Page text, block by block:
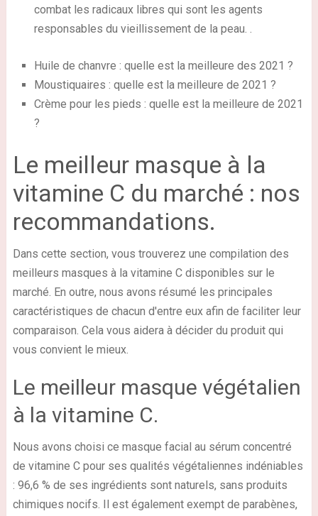
combat les radicaux libres qui sont les agents
responsables du vieillissement de la peau. .
Huile de chanvre : quelle est la meilleure des 2021 ?
Moustiquaires : quelle est la meilleure de 2021 ?
Crème pour les pieds : quelle est la meilleure de 2021
?
Le meilleur masque à la
vitamine C du marché : nos
recommandations.
Dans cette section, vous trouverez une compilation des
meilleurs masques à la vitamine C disponibles sur le
marché. En outre, nous avons résumé les principales
caractéristiques de chacun d'entre eux afin de faciliter leur
comparaison. Cela vous aidera à décider du produit qui
vous convient le mieux.
Le meilleur masque végétalien
à la vitamine C.
Nous avons choisi ce masque facial au sérum concentré
de vitamine C pour ses qualités végétaliennes indéniables
: 96,6 % de ses ingrédients sont naturels, sans produits
chimiques nocifs. Il est également exempt de parabènes,